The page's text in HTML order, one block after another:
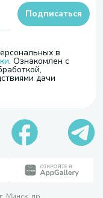
в
. Ознакомлен с
дачи
Подписаться